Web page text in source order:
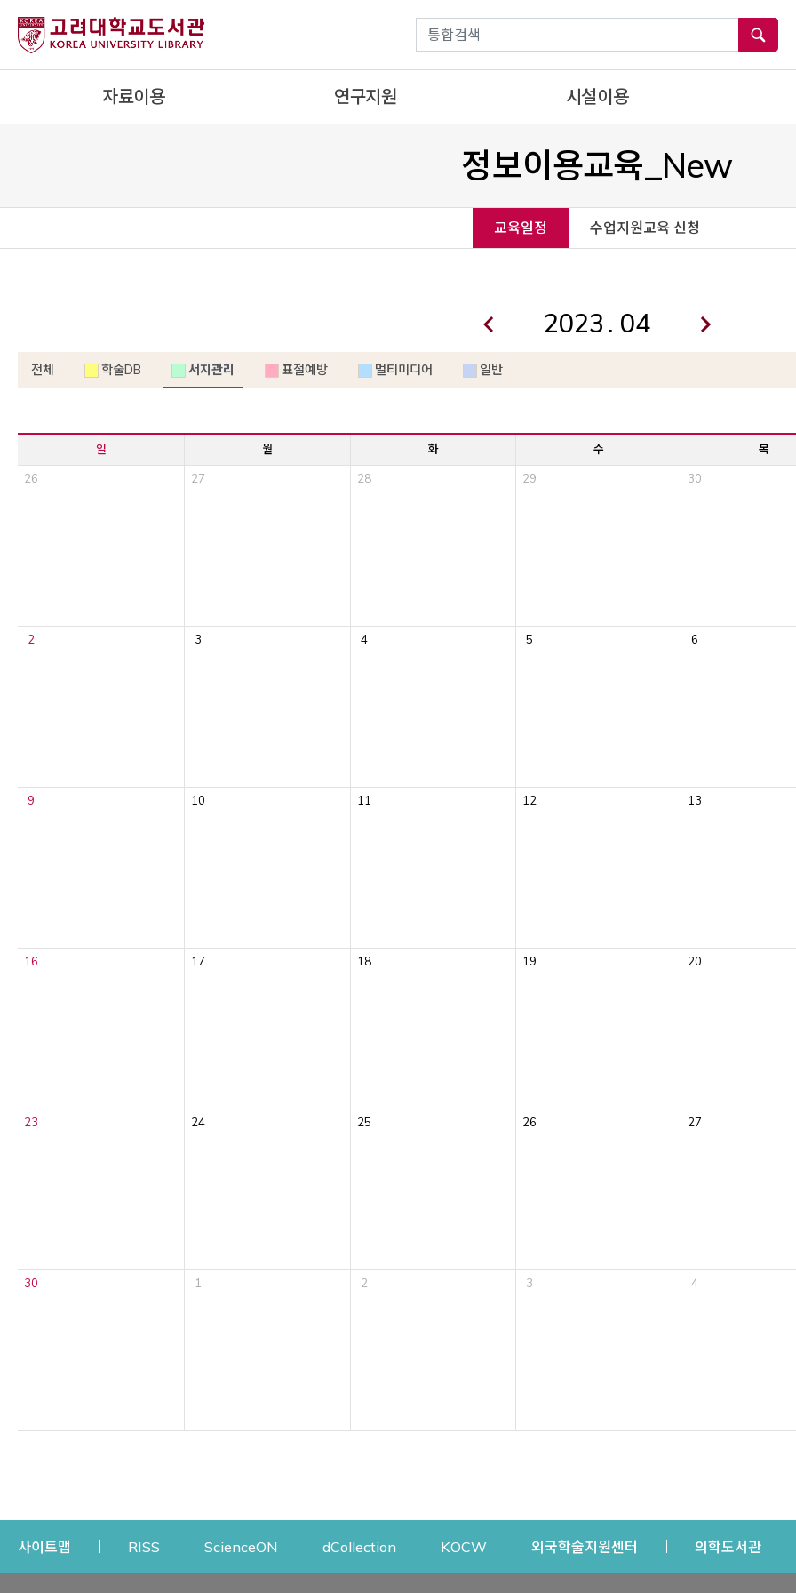
로
통합검색
자료이용 연구지원 시설이용
정보이용교육_New
교육일정 수업지원교육 신청
.
전체 학술DB 서지관리 표절예방 멀티미디어 일반
일 월 화 수 목
26 27 28 29 30
2 3 4 5 6
9 10 11 12 13
16 17 18 19 20
23 24 25 26 27
30 1 2 3 4
사이트맵 RISS Opens a new window
ScienceON Opens a new window
dCollectionOpens a new window
KOCWOpens a new window
외국학술지원센터 Opens a new window
의학도서관